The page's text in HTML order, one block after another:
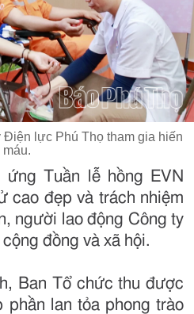
Điện lực Phú Thọ tham gia hiến
máu.
Tuần lễ hồng EVN
cao đẹp và trách nhiệm
người lao động Công ty
đồng và xã hội.
Ban Tổ chức thu được
phần lan tỏa phong trào